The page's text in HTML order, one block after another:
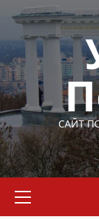
Перейти
вмісту
САЙТ
меню